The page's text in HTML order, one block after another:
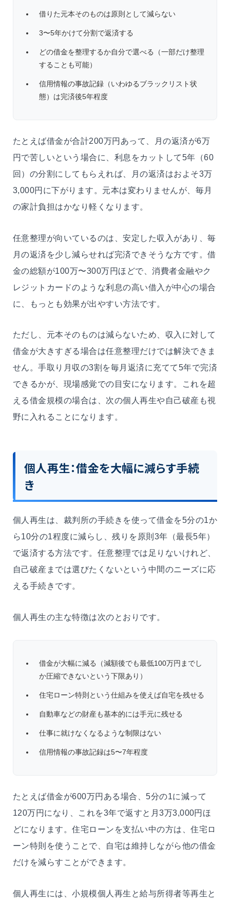
借りた元本そのものは原則として減らない
3〜5年かけて分割で返済する
どの借金を整理するか自分で選べる（一部だけ整理
することも可能）
信用情報の事故記録（いわゆるブラックリスト状
態）は完済後5年程度
たとえば借金が合計200万円あって、月の返済が6万
円で苦しいという場合に、利息をカットして5年（60
回）の分割にしてもらえれば、月の返済はおよそ3万
3,000円に下がります。元本は変わりませんが、毎月
の家計負担はかなり軽くなります。
任意整理が向いているのは、安定した収入があり、毎
月の返済を少し減らせれば完済できそうな方です。借
金の総額が100万〜300万円ほどで、消費者金融やク
レジットカードのような利息の高い借入が中心の場合
に、もっとも効果が出やすい方法です。
ただし、元本そのものは減らないため、収入に対して
借金が大きすぎる場合は任意整理だけでは解決できま
せん。手取り月収の3割を毎月返済に充てて5年で完済
できるかが、現場感覚での目安になります。これを超
える借金規模の場合は、次の個人再生や自己破産も視
野に入れることになります。
個人再生：借金を大幅に減らす手続
き
個人再生は、裁判所の手続きを使って借金を5分の1か
ら10分の1程度に減らし、残りを原則3年（最長5年）
で返済する方法です。任意整理では足りないけれど、
自己破産までは選びたくないという中間のニーズに応
える手続きです。
個人再生の主な特徴は次のとおりです。
借金が大幅に減る（減額後でも最低100万円までし
か圧縮できないという下限あり）
住宅ローン特則という仕組みを使えば自宅を残せる
自動車などの財産も基本的には手元に残せる
仕事に就けなくなるような制限はない
信用情報の事故記録は5〜7年程度
たとえば借金が600万円ある場合、5分の1に減って
120万円になり、これを3年で返すと月3万3,000円ほ
どになります。住宅ローンを支払い中の方は、住宅ロ
ーン特則を使うことで、自宅は維持しながら他の借金
だけを減らすことができます。
個人再生には、小規模個人再生と給与所得者等再生と